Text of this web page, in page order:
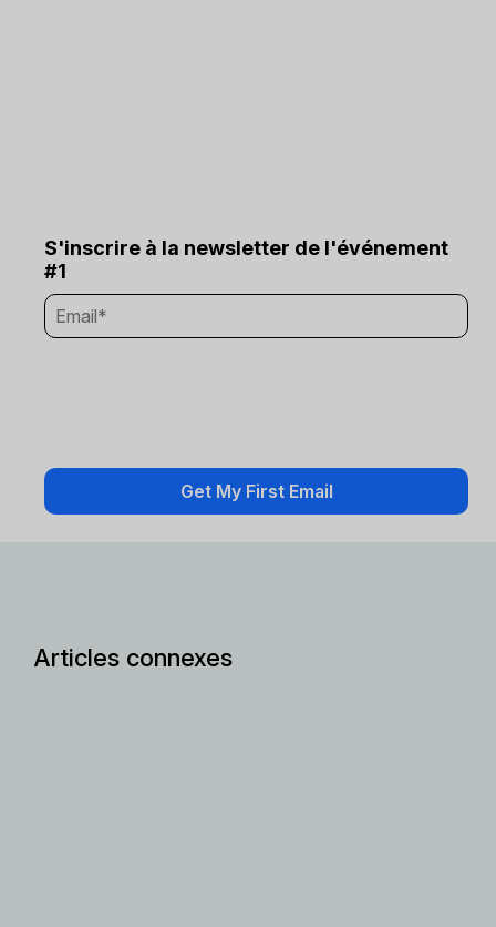
S'inscrire à la newsletter de l'événement
#1
Articles connexes